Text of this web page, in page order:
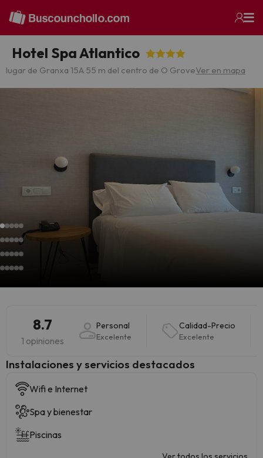
Hotel Spa Atlantico
lugar de Granxa 15A 55 m del centro de O GroveVer en mapa
8.7
1 opiniones
Personal
Excelente
Calidad-Precio
Excelente
Instalaciones y servicios destacados
Wifi e Internet
Spa y bienestar
Piscinas